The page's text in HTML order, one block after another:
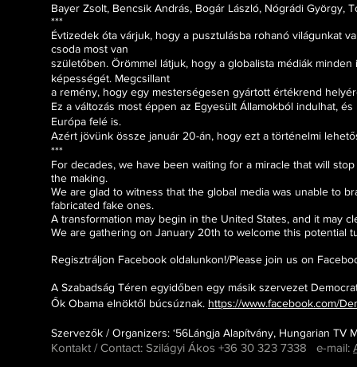
Bayer Zsolt, Bencsik András, Bogár László, Nógrádi György,
***
Évtizedek óta várjuk, hogy a pusztulásba rohanó világunkat
csoda most van
születőben. Örömmel látjuk, hogy a globalista médiák
képességét. Megcsillant
a remény, hogy egy mesterségesen gyártott értékrend
Ez a változás most éppen az Egyesült Államokból indulhat,
Európa felé is.
Azért jövünk össze január 20-án, hogy ezt a történelmi
***
For decades, we have been waiting for a miracle that will
the making.
We are glad to witness that the global media was unable to
fabricated fake ones.
A transformation may begin in the United States, and it may
We are gathering on January 20th to welcome this potential
Regisztráljon Facebook oldalunkon!/Please join us on
A Szabadság Téren egyidőben egy másik szervezet
Ők Obama elnöktől búcsúznak. https://www.facebook.com/
Szervezők / Organizers: ‘56Lángja Alapítvány, Hungarian
Kontakt / Contact: Szilágyi Ákos +36 30 323 7338 e-mail: